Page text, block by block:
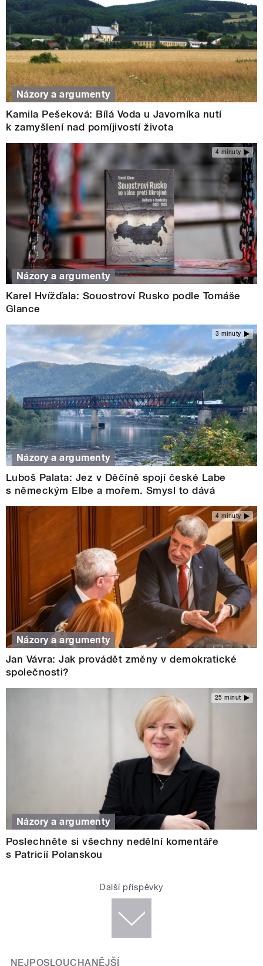
Názory a argumenty
Kamila Pešeková: Bílá Voda u Javorníka nutí
k zamyšlení nad pomíjivostí života
4 minuty
Názory a argumenty
Karel Hvížďala: Souostroví Rusko podle Tomáše
Glance
3 minuty
Názory a argumenty
Luboš Palata: Jez v Děčíně spojí české Labe
s německým Elbe a mořem. Smysl to dává
4 minuty
Názory a argumenty
Jan Vávra: Jak provádět změny v demokratické
společnosti?
25 minut
Názory a argumenty
Poslechněte si všechny nedělní komentáře
s Patricií Polanskou
Další příspěvky
NEJPOSLOUCHANĚJŠÍ